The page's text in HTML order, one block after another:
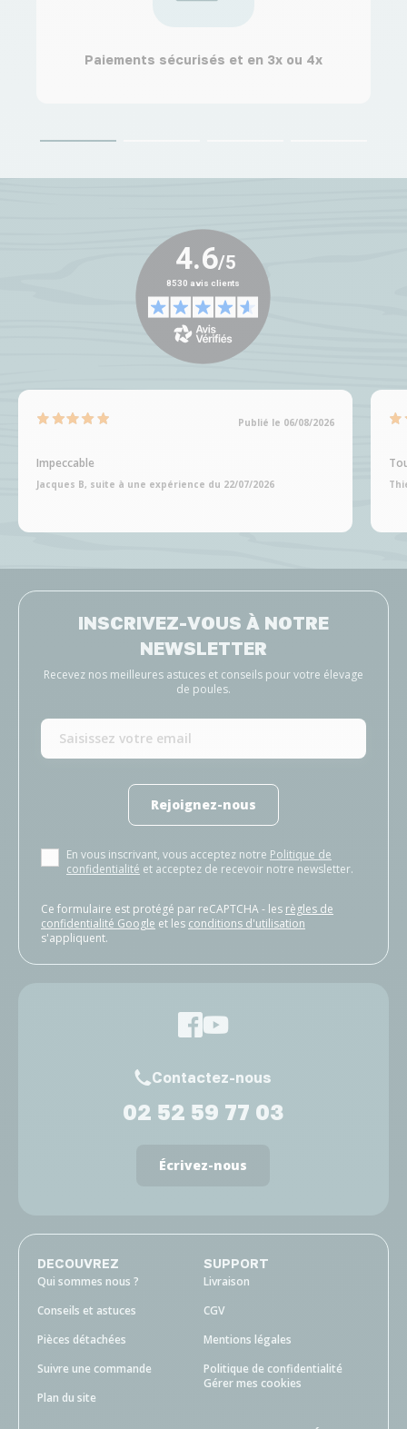
Paiements sécurisés et en 3x ou 4x
Publié le 06/08/2026
Impeccable
Jacques B, suite à une expérience du 22/07/2026
INSCRIVEZ-VOUS À NOTRE
NEWSLETTER
Recevez nos meilleures astuces et conseils pour votre élevage
de poules.
Rejoignez-nous
En vous inscrivant, vous acceptez notre Politique de
confidentialité et acceptez de recevoir notre newsletter.
Ce formulaire est protégé par reCAPTCHA - les règles de
confidentialité Google et les conditions d'utilisation
s'appliquent.
Contactez-nous
02 52 59 77 03
Écrivez-nous
DECOUVREZ
Qui sommes nous ?
Conseils et astuces
Pièces détachées
Suivre une commande
Plan du site
SUPPORT
Livraison
CGV
Mentions légales
Politique de confidentialité
Gérer mes cookies